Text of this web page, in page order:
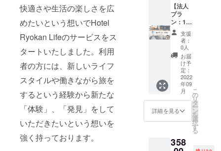
快適さや生活の楽しさを広
めたいという想いでHotel
Ryokan Lifeのサービスをス
タートいたしました。利用
者の方には、新しいライフ
スタイルや働きながら旅を
するという経験から新たな
「体験」、「発見」をして
いただきたいという想いを
強く持っております。
ござい
ます。
宿泊希
望日が
お決ま
りにな
りまし
たらお
早めに
ご連絡
くださ
い。
雅 清水
邸 梅林
庵 ●京
町家 雅
清水邸
紅葉庵
●フレイ
ザース
イート
赤坂
●VILLA
KOSHI
DO
KOTONI
●HOTE
L
BIRD
OKU-
20％の
適用期
間を2年
間に延
長でき
るオプ
ション
（月3
泊、5
泊、10
泊プラ
ンが対
象）の
販売と
なりま
す。実
泊プラ
ン料金
連泊・1
泊ずつ
分けて
のご利
用いず
れも可
能で
す。 利
用可能
ホテル
数：11
利用可
能なお
部屋の
種類
数：23
能なエ
リア：
【法人
プラ
ン：10
名】
CAMPF
IREにて
法人プ
ラン
（10
名）を
ご購入
いただ
くと通
常初月
のみの
約20％
年間適
用とな
支援
者：
0人
お届
け予
定：
2022
年09
月
詳細を見る
こ
の
リ
タ
ー
ン
を
選
択
す
る
358